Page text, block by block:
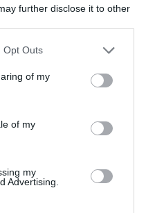
further disclose it to other
uses one or more Google
behaviour. You may click to
and its third-party tags to
purposes in below Google
Opt Outs
of my
of my
my
Advertising.
A HELYSZÍNRE ÉRKE...
06 |
CHERY TIGGO 9
– A KÍNAI PR...